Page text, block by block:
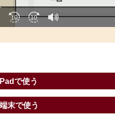
play10 10 sound
で使う
末で使う